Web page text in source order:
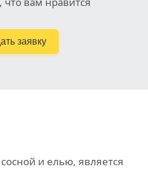
заявку
и елью, является